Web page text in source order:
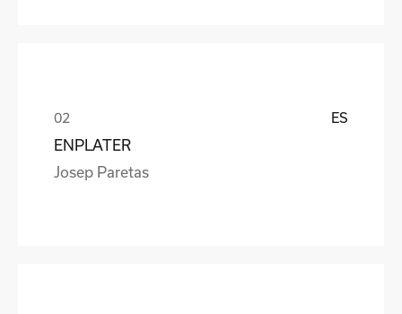
ES
ENPLATER
Josep Paretas